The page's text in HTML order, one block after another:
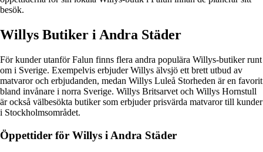
besök.
Willys Butiker i Andra Städer
För kunder utanför Falun finns flera andra populära Willys-butiker runt
om i Sverige. Exempelvis erbjuder Willys älvsjö ett brett utbud av
matvaror och erbjudanden, medan Willys Luleå Storheden är en favorit
bland invånare i norra Sverige. Willys Britsarvet och Willys Hornstull
är också välbesökta butiker som erbjuder prisvärda matvaror till kunder
i Stockholmsområdet.
Öppettider för Willys i Andra Städer